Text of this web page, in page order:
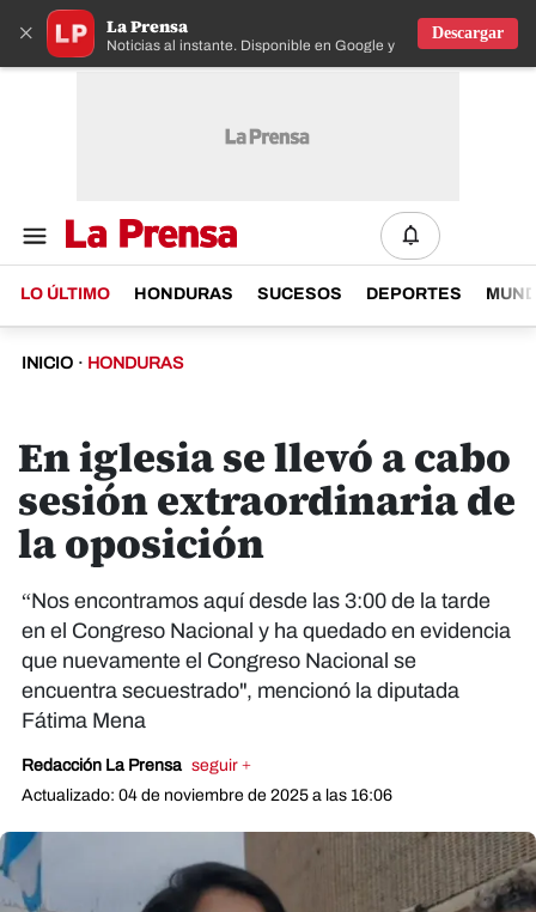
× La Prensa
Noticias al instante. Disponible en Google y IOS
Descargar
LO ÚLTIMO HONDURAS SUCESOS DEPORTES
INICIO · HONDURAS
En iglesia se llevó a cabo
sesión extraordinaria de
la oposición
“Nos encontramos aquí desde las 3:00 de la tarde
en el Congreso Nacional y ha quedado en evidencia
que nuevamente el Congreso Nacional se
encuentra secuestrado", mencionó la diputada
Fátima Mena
Redacción La Prensa seguir +
Actualizado: 04 de noviembre de 2025 a las 16:06